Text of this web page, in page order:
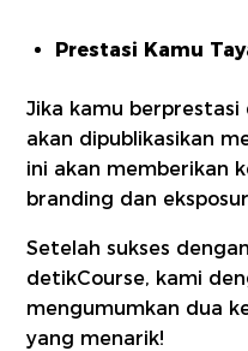
Prestasi Kamu
Jika kamu berprestasi
akan dipublikasikan
ini akan memberikan
branding dan
Setelah sukses
detikCourse, kami
mengumumkan dua
yang menarik!